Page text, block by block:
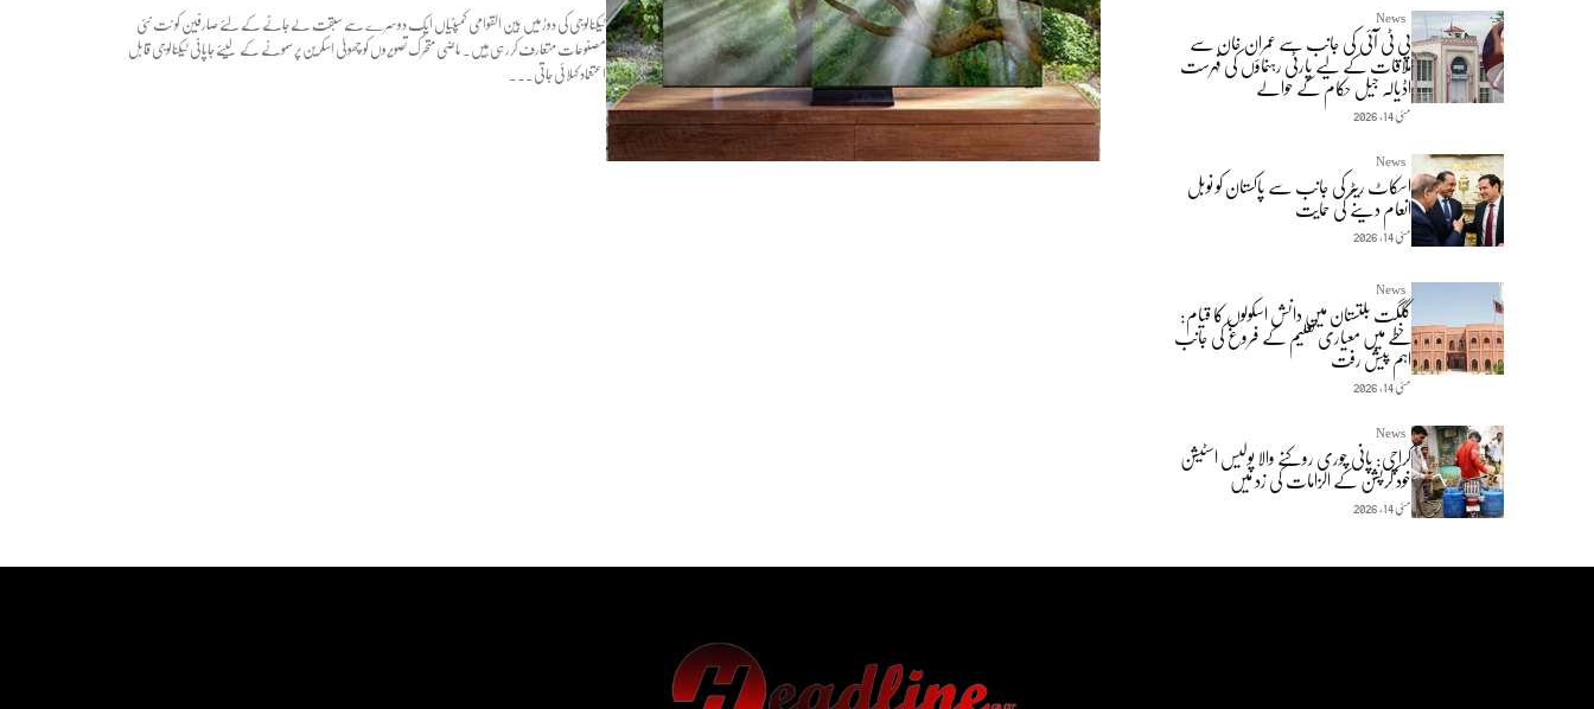
ٹیکنالوجی کی دوڑ میں بین القوامی کمپنیاں ایک دوسرے سے سبقت لے جانے کے لئے صارفین کو نت نئی
مصنوعات متعارف کررہی ہیں۔ ماضی متحرک تصویروں کو چھوٹی اسکرین پر سمونے کے لیئے جاپانی ٹیکنالوجی قابل
اعتعماد کہلائی جاتی...
News
پی ٹی آئی کی جانب سے عمران خان سے
ملاقات کے لیے پارٹی رہنماؤں کی فہرست
اڈیالہ جیل حکام کے حوالے
مئی 14, 2026
News
اسکاٹ ریٹر کی جانب سے پاکستان کو نوبل
انعام دینے کی حمایت
مئی 14, 2026
News
گلگت بلتستان میں دانش اسکولوں کا قیام:
خطے میں معیاری تعلیم کے فروغ کی جانب
اہم پیش رفت
مئی 14, 2026
News
کراچی: پانی چوری روکنے والا پولیس اسٹیشن
خود کرپشن کے الزامات کی زد میں
مئی 14, 2026